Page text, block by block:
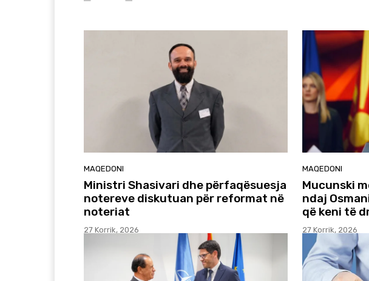
MAQEDONI
Ministri Shasivari dhe përfaqësuesja
notereve diskutuan për reformat në
noteriat
27 Korrik, 2026
MAQEDONI
Mucunski
ndaj
që keni të
27 Korrik, 2026